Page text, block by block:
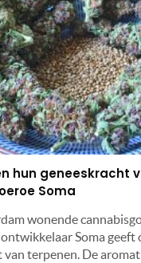
hun geneeskracht
Soma
wonende
Soma geeft
van terpenen. De